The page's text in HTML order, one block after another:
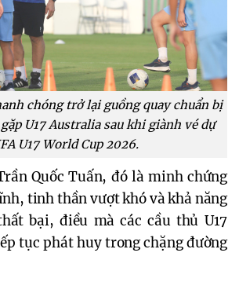
chóng trở lại guồng quay chuẩn bị
U17 Australia sau khi giành vé dự
U17 World Cup 2026.
Quốc Tuấn, đó là minh chứng
tinh thần vượt khó và khả năng
bại, điều mà các cầu thủ U17
tục phát huy trong chặng đường